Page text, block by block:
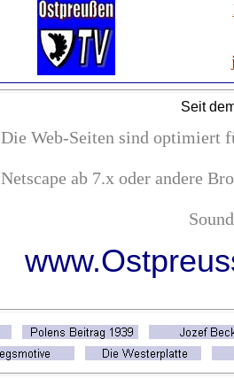
Seit
Die Web-Seiten sind optimiert
Netscape ab 7.x oder andere